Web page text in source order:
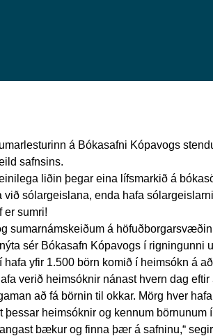
á Bókasafni Kópavogs
safnsins.
liðin þegar eina lífsmarkið á
við sólargeislana, enda hafa
er sumri!
sumarnámskeiðum á
sér Bókasafn Kópavogs í rigningunni
hafa yfir 1.500 börn komið í heimsókn á
verið heimsóknir nánast hvern dag
að fá börnin til okkar. Mörg hver
þessar heimsóknir og kennum börnunum
bækur og finna þær á safninu,“